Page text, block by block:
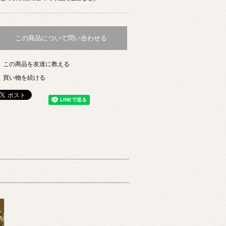
この商品について問い合わせる
この商品を友達に教える
買い物を続ける